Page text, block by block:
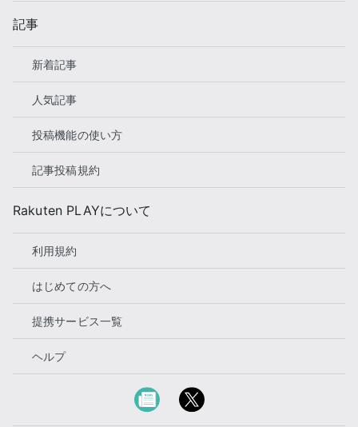
記事
新着記事
人気記事
投稿機能の使い方
記事投稿規約
Rakuten PLAYについて
利用規約
はじめての方へ
提携サービス一覧
ヘルプ